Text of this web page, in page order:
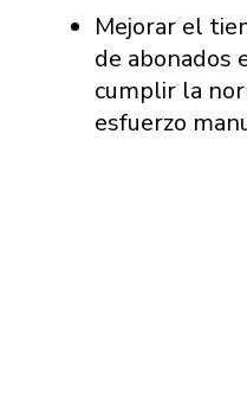
Mejorar el
de abonados
cumplir la
esfuerzo